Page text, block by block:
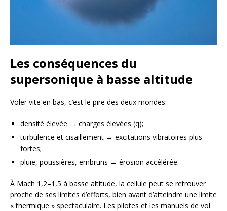
Les conséquences du
supersonique à basse altitude
Voler vite en bas, c’est le pire des deux mondes:
densité élevée → charges élevées (q);
turbulence et cisaillement → excitations vibratoires plus
fortes;
pluie, poussières, embruns → érosion accélérée.
À Mach 1,2–1,5 à basse altitude, la cellule peut se retrouver
proche de ses limites d’efforts, bien avant d’atteindre une limite
« thermique » spectaculaire. Les pilotes et les manuels de vol